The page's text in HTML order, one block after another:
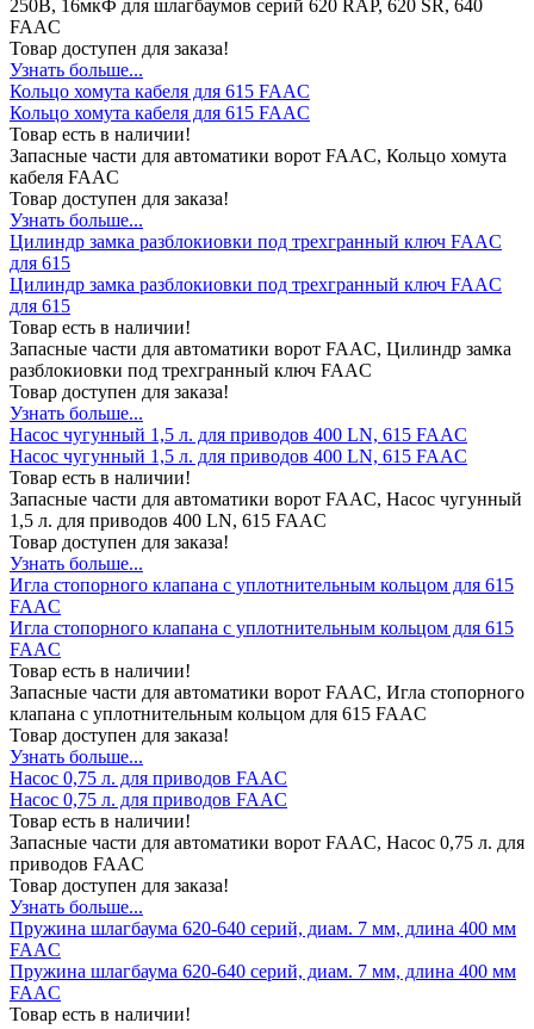
250В, 16мкФ для шлагбаумов серий 620 RAP, 620 SR, 640
FAAC
Товар доступен для заказа!
Узнать больше...
Кольцо хомута кабеля для 615 FAAC
Кольцо хомута кабеля для 615 FAAC
Товар есть в наличии!
Запасные части для автоматики ворот FAAC, Кольцо хомута
кабеля FAAC
Товар доступен для заказа!
Узнать больше...
Цилиндр замка разблокиовки под трехгранный ключ FAAC
для 615
Цилиндр замка разблокиовки под трехгранный ключ FAAC
для 615
Товар есть в наличии!
Запасные части для автоматики ворот FAAC, Цилиндр замка
разблокиовки под трехгранный ключ FAAC
Товар доступен для заказа!
Узнать больше...
Насос чугунный 1,5 л. для приводов 400 LN, 615 FAAC
Насос чугунный 1,5 л. для приводов 400 LN, 615 FAAC
Товар есть в наличии!
Запасные части для автоматики ворот FAAC, Насос чугунный
1,5 л. для приводов 400 LN, 615 FAAC
Товар доступен для заказа!
Узнать больше...
Игла стопорного клапана с уплотнительным кольцом для 615
FAAC
Игла стопорного клапана с уплотнительным кольцом для 615
FAAC
Товар есть в наличии!
Запасные части для автоматики ворот FAAC, Игла стопорного
клапана с уплотнительным кольцом для 615 FAAC
Товар доступен для заказа!
Узнать больше...
Насос 0,75 л. для приводов FAAC
Насос 0,75 л. для приводов FAAC
Товар есть в наличии!
Запасные части для автоматики ворот FAAC, Насос 0,75 л. для
приводов FAAC
Товар доступен для заказа!
Узнать больше...
Пружина шлагбаума 620-640 серий, диам. 7 мм, длина 400 мм
FAAC
Пружина шлагбаума 620-640 серий, диам. 7 мм, длина 400 мм
FAAC
Товар есть в наличии!